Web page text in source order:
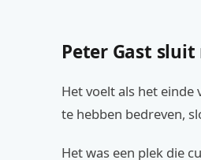
Peter Gast
Het voelt als het
te hebben bedreven,
Het was een plek die